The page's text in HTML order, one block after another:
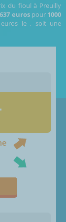
du fioul à Preuilly
eurospour 1000
euros le, soit une